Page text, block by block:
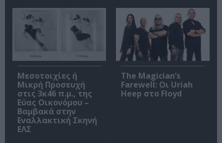
Μεσοτοιχίες ή
Μικρή Προσευχή
στις 3κ46 π.μ., της
Εύας Οικονόμου –
Βαμβακά στην
Εναλλακτική Σκηνή
ΕΛΣ
The Magician’s
Farewell: Οι Uriah
Heep στο Floyd